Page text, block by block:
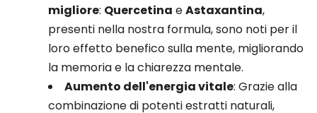
migliore: Quercetina eAstaxantina,
presenti nella nostra formula, sono noti per il
loro effetto benefico sulla mente, migliorando
la memoria e la chiarezza mentale.
Aumento dell'energia vitale: Grazie alla
combinazione di potenti estratti naturali,